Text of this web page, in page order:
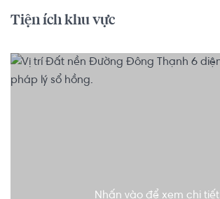
Tiện ích khu vực
Nhấn vào để xem chi tiết